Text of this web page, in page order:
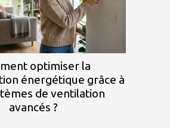
optimiser la
énergétique grâce à
de ventilation
avancés ?